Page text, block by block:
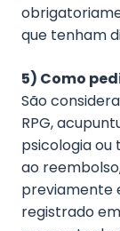
que tenham
5) Como
São
RPG,
psicologia ou
ao
previamente
registrado